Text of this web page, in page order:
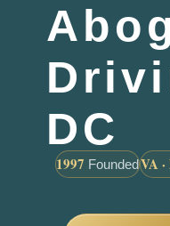
DC
1997 FoundedVA